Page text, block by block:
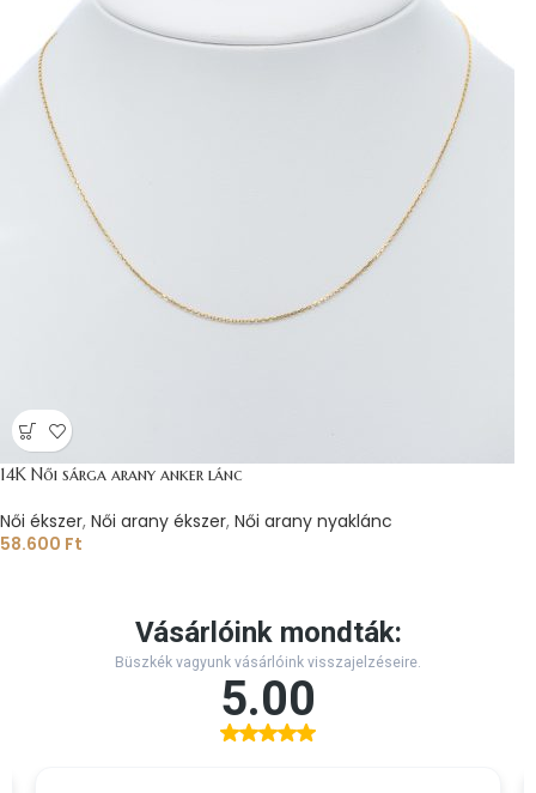
14K Női sárga arany anker lánc
Női ékszer, Női arany ékszer, Női arany nyaklánc
58.600 Ft